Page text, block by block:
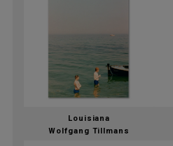
Louisiana
Wolfgang Tillmans